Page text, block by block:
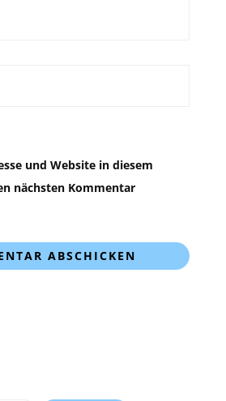
und Website in diesem
nächsten Kommentar